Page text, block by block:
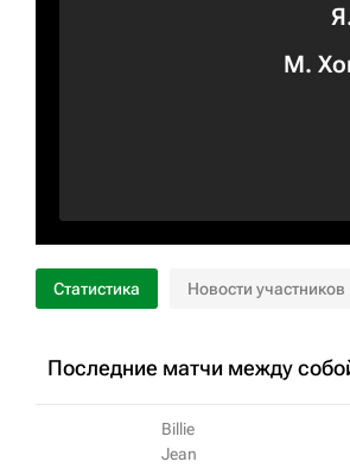
М.
Статистика Новости участников
Последние матчи между
Billie
Jean